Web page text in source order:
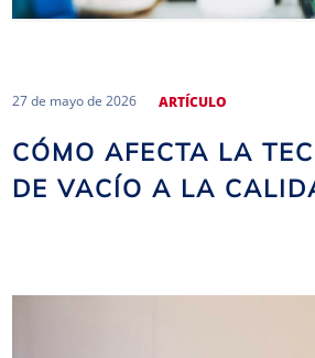
27 de mayo de 2026 ARTÍCULO
CÓMO AFECTA LA
DE VACÍO A LA